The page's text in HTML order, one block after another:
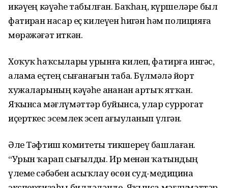
икәүҙең кәүҙәһе табылған. Баҡһаң, күршеләре был
фатирҙан насар еҫ килеүен һиҙгән һәм полицияға
мөрәжәғәт иткән.
Хоҡуҡ һаҡсылары урынға килеп, фатирға ингәс,
алама еҫтең сығанағын таба. Бүлмәлә йорт
хужаларының кәүҙәһе аҙнанан артыҡ ятҡан.
Яҡынса мәғлүмәттәр буйынса, улар суррогат
иҫерткес эсемлек эсеп ағыуланып үлгән.
Әле Тәфтиш комитеты тикшереү башлаған.
“Урын ҡарап сығылды. Ир менән ҡатындың
үлеме сәбәбен асыҡлау өсөн суд-медицина